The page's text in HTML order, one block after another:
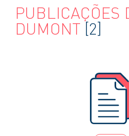
PUBLICAÇÕES
DUMONT [2]